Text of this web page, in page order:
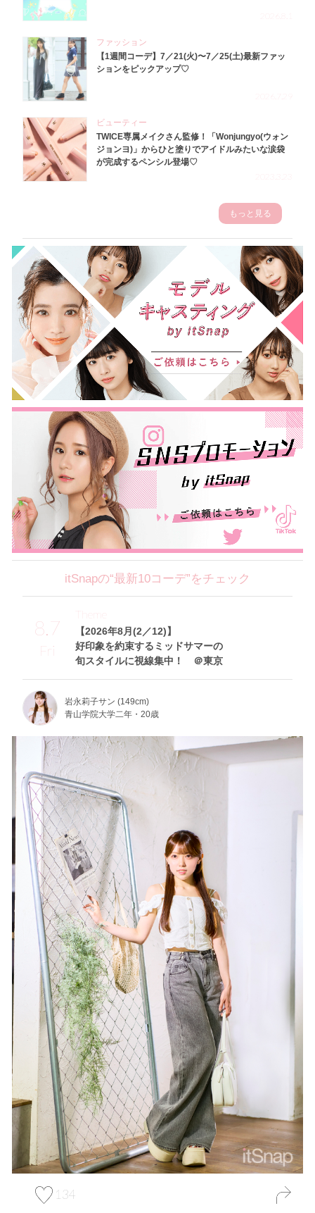
ファッション
【1週間コーデ】7／21(火)〜7／25(土)最新ファッ
ションをピックアップ♡
ビューティー
TWICE専属メイクさん監修！「Wonjungyo(ウォン
ジョンヨ)」からひと塗りでアイドルみたいな涙袋
が完成するペンシル登場♡
もっと見る
itSnapの“最新10コーデ”をチェック
8.7
Fri
【2026年8月(2／12)】
好印象を約束するミッドサマーの
旬スタイルに視線集中！ ＠東京
Theme
岩永莉子サン (149cm)
青山学院大学二年・20歳
134